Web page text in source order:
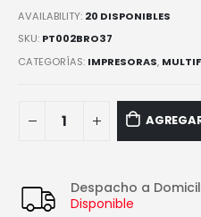
AVAILABILITY: 20 DISPONIBLES
SKU: PT002BRO37
CATEGORÍAS: IMPRESORAS,
Despacho a
Disponible